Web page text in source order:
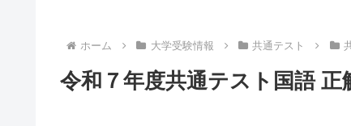
ホーム 大学受験情報 共通テスト
令和７年度共通テスト国語